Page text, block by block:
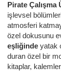
Pirate Çalışma
işlevsel
atmosferi
özel dokusunu
eşliğinde yatak
duran özel bir
kitaplar,